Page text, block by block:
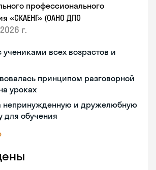
профессионального
«СКАЕНГ» (ОАНО ДПО
2026 г.
учениками всех возрастов и
принципом разговорной
уроках
непринужденную и дружелюбную
для обучения